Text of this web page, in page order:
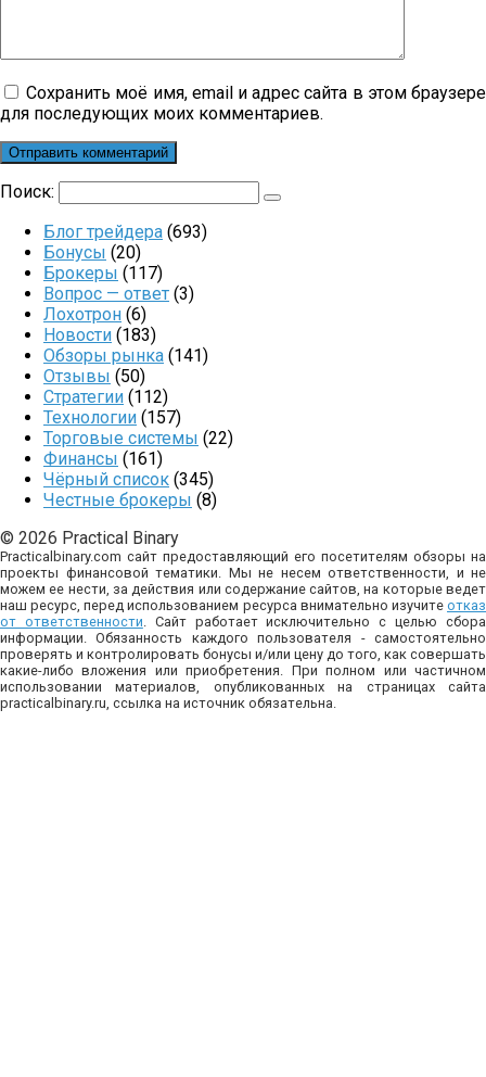
Сохранить моё имя, email и адрес сайта в этом браузере
для последующих моих комментариев.
Поиск:
Блог трейдера (693)
Бонусы (20)
Брокеры (117)
Вопрос — ответ (3)
Лохотрон (6)
Новости (183)
Обзоры рынка (141)
Отзывы (50)
Стратегии (112)
Технологии (157)
Торговые системы (22)
Финансы (161)
Чёрный список (345)
Честные брокеры (8)
© 2026 Practical Binary
Practicalbinary.com сайт предоставляющий его посетителям обзоры на
проекты финансовой тематики. Мы не несем ответственности, и не
можем ее нести, за действия или содержание сайтов, на которые ведет
наш ресурс, перед использованием ресурса внимательно изучите отказ
от ответственности. Сайт работает исключительно с целью сбора
информации. Обязанность каждого пользователя - самостоятельно
проверять и контролировать бонусы и/или цену до того, как совершать
какие-либо вложения или приобретения. При полном или частичном
использовании материалов, опубликованных на страницах сайта
practicalbinary.ru, ссылка на источник обязательна.